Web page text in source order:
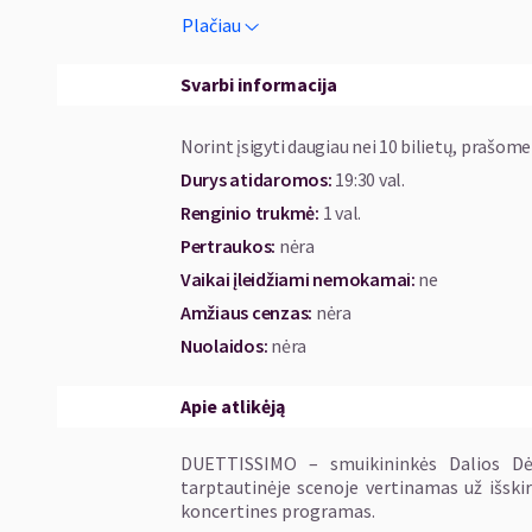
Pyšniak ir aktorius Giedrius Arbačiauskas.
„Atminties giesmė“ – tai ne tik meninis
sudėtingiausiais laikotarpiais išlieka šviesa,
PROGRAMA
Tekstai: Grigorijus Kanovičius
Muzika: M. K. Čiurlionis, C. Cui, Duettissimo, M.
ATLIKĖJAI
Gleb Pyšniak – violončelė
Plačiau
Svarbi informacija
Norint įsigyti daugiau nei 10 bilietų,
Durys atidaromos: 19:30 val.
Renginio trukmė: 1 val.
Pertraukos: nėra
Vaikai įleidžiami nemokamai: ne
Amžiaus cenzas: nėra
Nuolaidos: nėra
Apie atlikėją
DUETTISSIMO – smuikininkės Dalios
tarptautinėje scenoje vertinamas už
koncertines programas.